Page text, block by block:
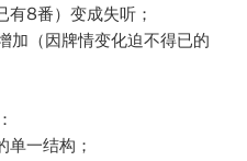
有8番）变成失听；
加（因牌情变化迫不得已的
单一结构；